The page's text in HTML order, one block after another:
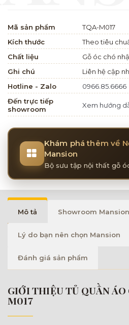
Mã sản phẩm
TQA-M017
Kích thước
Theo tiêu
Chất liệu
Gỗ óc chó
Ghi chú
Liên hệ cập
Hotline - Zalo
0966.85.6666
Đến trực tiếp
showroom
Xem hướng
Khám phá thêm về
Mansion
Bộ sưu tập nội thất gỗ
Mô tả Showroom Mansion
Lý do bạn nên chọn Mansion
Đánh giá sản phẩm
GIỚI THIỆU TỦ QUẦN
M017